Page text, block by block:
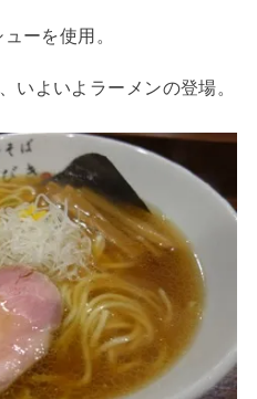
ーを使用。
いよいよラーメンの登場。